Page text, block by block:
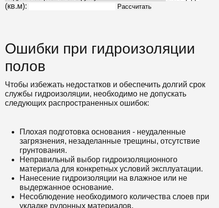
(кв.м):
Рассчитать
Ошибки при гидроизоляции
полов
Чтобы избежать недостатков и обеспечить долгий срок
службы гидроизоляции, необходимо не допускать
следующих распространенных ошибок:
Плохая подготовка основания - неудаленные
загрязнения, незаделанные трещины, отсутствие
грунтования.
Неправильный выбор гидроизоляционного
материала для конкретных условий эксплуатации.
Нанесение гидроизоляции на влажное или не
выдержанное основание.
Несоблюдение необходимого количества слоев при
укладке рулонных материалов.